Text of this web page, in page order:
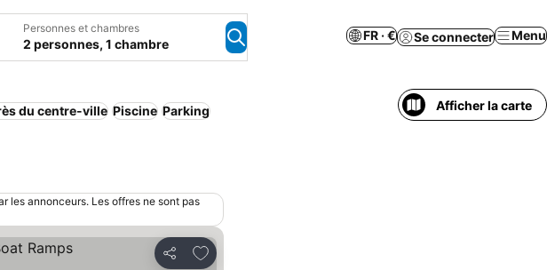
Personnes et chambres
2 personnes, 1 chambre
FR · € Se connecter Menu
du centre-ville Piscine Parking Afficher la carte
les annonceurs. Les offres ne sont pas
Partager
Ajouter à mes favoris